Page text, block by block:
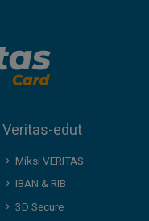
Veritas-edut
Miksi VERITAS
IBAN & RIB
3D Secure